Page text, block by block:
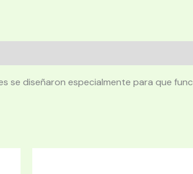
se diseñaron especialmente para que